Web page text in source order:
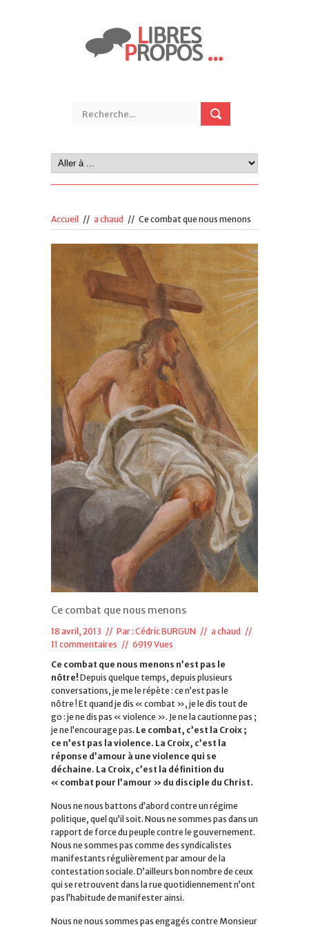
Accueil // a chaud // Ce combat que nous menons
Ce combat que nous menons
18 avril, 2013 // Par : Cédric BURGUN // a chaud //
11 commentaires // 6919 Vues
Ce combat que nous menons n’est pas le
nôtre! Depuis quelque temps, depuis plusieurs
conversations, je me le répète : ce n’est pas le
nôtre ! Et quand je dis « combat », je le dis tout de
go : je ne dis pas « violence ». Je ne la cautionne pas ;
je ne l’encourage pas. Le combat, c’est la Croix ;
ce n’est pas la violence. La Croix, c’est la
réponse d’amour à une violence qui se
déchaine. La Croix, c’est la définition du
« combat pour l’amour » du disciple du Christ.
Nous ne nous battons d’abord contre un régime
politique, quel qu’il soit. Nous ne sommes pas dans un
rapport de force du peuple contre le gouvernement.
Nous ne sommes pas comme des syndicalistes
manifestants régulièrement par amour de la
contestation sociale. D’ailleurs bon nombre de ceux
qui se retrouvent dans la rue quotidiennement n’ont
pas l’habitude de manifester ainsi.
Nous ne nous sommes pas engagés contre Monsieur